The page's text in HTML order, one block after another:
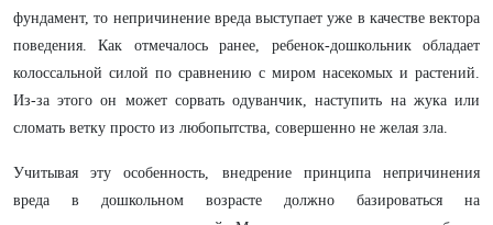
фундамент, то непричинение вреда выступает уже в качестве вектора
поведения. Как отмечалось ранее, ребенок-дошкольник обладает
колоссальной силой по сравнению с миром насекомых и растений.
Из-за этого он может сорвать одуванчик, наступить на жука или
сломать ветку просто из любопытства, совершенно не желая зла.
Учитывая эту особенность, внедрение принципа непричинения
вреда в дошкольном возрасте должно базироваться на